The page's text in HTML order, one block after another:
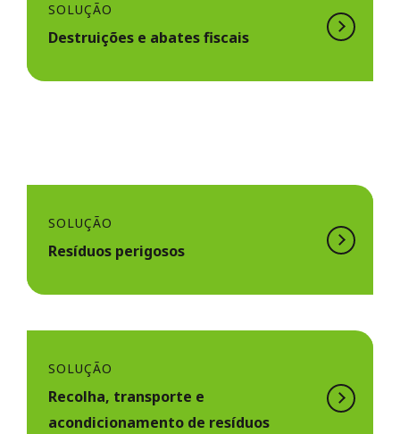
SOLUÇÃO
Destruições e abates fiscais
SOLUÇÃO
Resíduos perigosos
SOLUÇÃO
Recolha, transporte e
acondicionamento de resíduos